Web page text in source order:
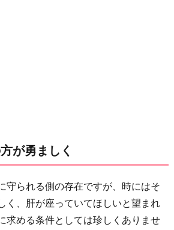
が勇ましく
守られる側の存在ですが、時にはそ
く、肝が座っていてほしいと望まれ
求める条件としては珍しくありませ